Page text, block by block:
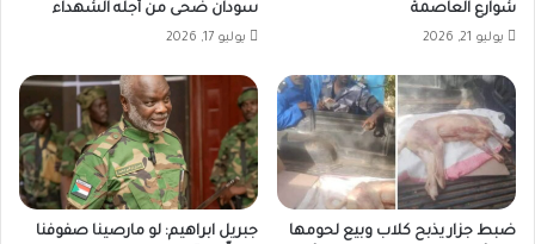
شوارع العاصمة
يوليو 21, 2026
سودان ضحى من أجله الشهداء
يوليو 17, 2026
ضبط جزار يذبح كلاب وبيع لحومها
جبريل ابراهيم: لو مارصينا صفوفنا